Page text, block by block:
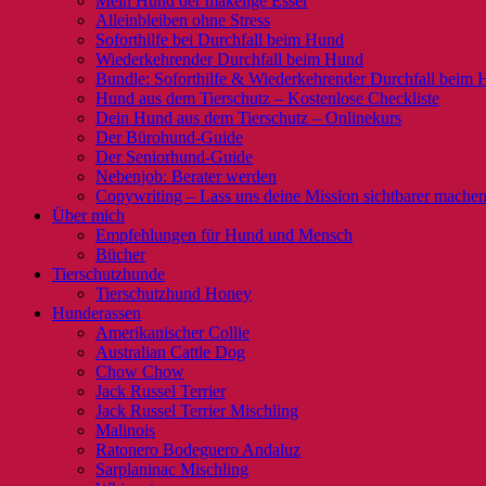
Alleinbleiben ohne Stress
Soforthilfe bei Durchfall beim Hund
Wiederkehrender Durchfall beim Hund
Bundle: Soforthilfe & Wiederkehrender Durchfall beim
Hund aus dem Tierschutz – Kostenlose Checkliste
Dein Hund aus dem Tierschutz – Onlinekurs
Der Bürohund-Guide
Der Seniorhund-Guide
Nebenjob: Berater werden
Copywriting – Lass uns deine Mission sichtbarer machen
Über mich
Empfehlungen für Hund und Mensch
Bücher
Tierschutzhunde
Tierschutzhund Honey
Hunderassen
Amerikanischer Collie
Australian Cattle Dog
Chow Chow
Jack Russel Terrier
Jack Russel Terrier Mischling
Malinois
Ratonero Bodeguero Andaluz
Sarplaninac Mischling